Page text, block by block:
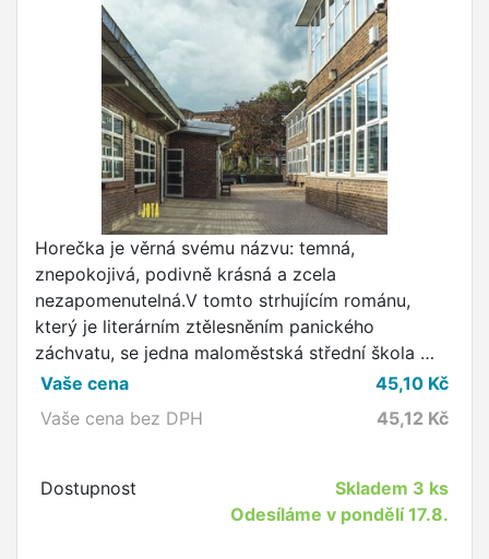
Horečka je věrná svému názvu: temná,
znepokojivá, podivně krásná a zcela
nezapomenutelná.V tomto strhujícím románu,
který je literárním ztělesněním panického
záchvatu, se jedna maloměstská střední škola …
Vaše cena
45,10 Kč
Vaše cena bez DPH
45,12 Kč
Dostupnost Skladem 3 ks
Odesíláme v pondělí 17.8.